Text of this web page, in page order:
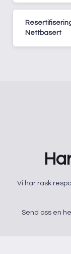
Nettbasert
​Vi har rask
Send oss en